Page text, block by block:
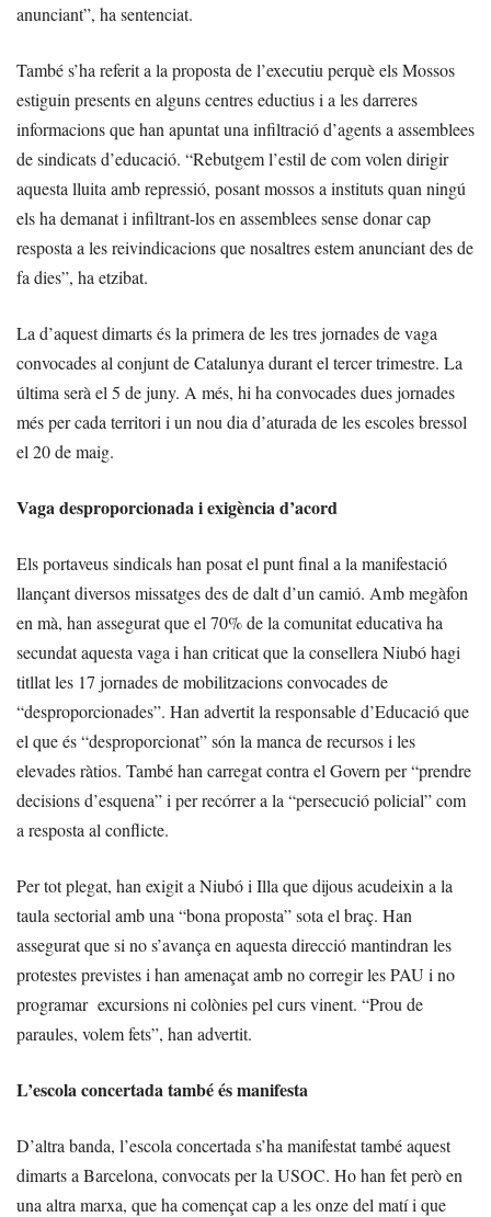
anunciant”, ha sentenciat.
També s’ha referit a la proposta de l’executiu perquè els Mossos
estiguin presents en alguns centres eductius i a les darreres
informacions que han apuntat una infiltració d’agents a assemblees
de sindicats d’educació. “Rebutgem l’estil de com volen dirigir
aquesta lluita amb repressió, posant mossos a instituts quan ningú
els ha demanat i infiltrant-los en assemblees sense donar cap
resposta a les reivindicacions que nosaltres estem anunciant des de
fa dies”, ha etzibat.
La d’aquest dimarts és la primera de les tres jornades de vaga
convocades al conjunt de Catalunya durant el tercer trimestre. La
última serà el 5 de juny. A més, hi ha convocades dues jornades
més per cada territori i un nou dia d’aturada de les escoles bressol
el 20 de maig.
Vaga desproporcionada i exigència d’acord
Els portaveus sindicals han posat el punt final a la manifestació
llançant diversos missatges des de dalt d’un camió. Amb megàfon
en mà, han assegurat que el 70% de la comunitat educativa ha
secundat aquesta vaga i han criticat que la consellera Niubó hagi
titllat les 17 jornades de mobilitzacions convocades de
“desproporcionades”. Han advertit la responsable d’Educació que
el que és “desproporcionat” són la manca de recursos i les
elevades ràtios. També han carregat contra el Govern per “prendre
decisions d’esquena” i per recórrer a la “persecució policial” com
a resposta al conflicte.
Per tot plegat, han exigit a Niubó i Illa que dijous acudeixin a la
taula sectorial amb una “bona proposta” sota el braç. Han
assegurat que si no s’avança en aquesta direcció mantindran les
protestes previstes i han amenaçat amb no corregir les PAU i no
programar excursions ni colònies pel curs vinent. “Prou de
paraules, volem fets”, han advertit.
L’escola concertada també és manifesta
D’altra banda, l’escola concertada s’ha manifestat també aquest
dimarts a Barcelona, convocats per la USOC. Ho han fet però en
una altra marxa, que ha començat cap a les onze del matí i que